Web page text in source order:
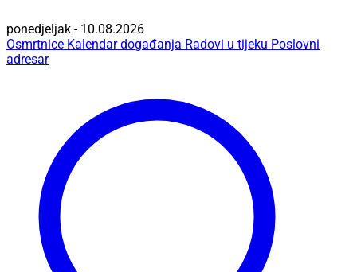
ponedjeljak - 10.08.2026
Osmrtnice Kalendar događanja Radovi u tijeku Poslovni
adresar